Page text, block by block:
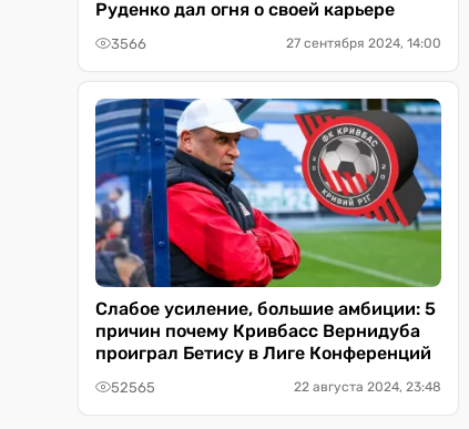
Руденко дал огня о своей карьере
3566 27 сентября 2024, 14:00
Слабое усиление, большие амбиции: 5
причин почему Кривбасс Вернидуба
проиграл Бетису в Лиге Конференций
52565 22 августа 2024, 23:48